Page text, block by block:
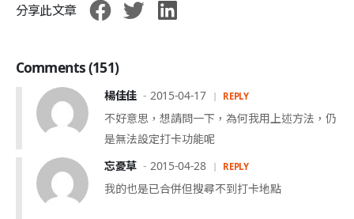
分享此文章
Comments (151)
楊佳佳 2015-04-17 REPLY
不好意思，想請問一下，為何我用上述方法，仍
是無法設定打卡功能呢
忘憂草
2015-04-28 REPLY
我的也是已合併但搜尋不到打卡地點